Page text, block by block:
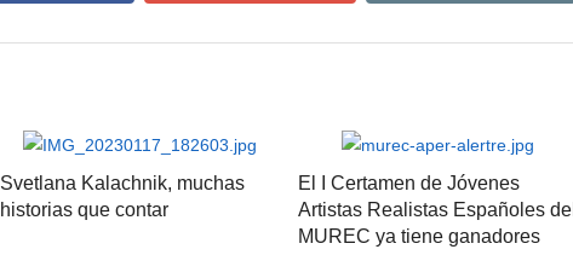
Svetlana Kalachnik, muchas
historias que contar
El I Certamen de Jóvenes
Artistas Realistas Españoles del
MUREC ya tiene ganadores